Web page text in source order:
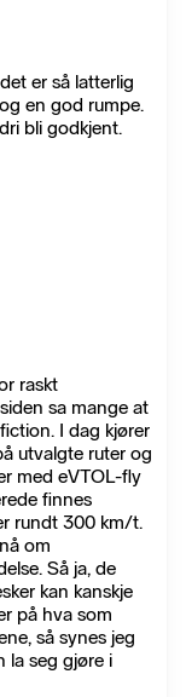
er så latterlig
en god rumpe.
bli godkjent.
raskt
sa mange at
I dag kjører
utvalgte ruter og
med eVTOL-fly
finnes
rundt 300 km/t.
om
Så ja, de
kan kanskje
på hva som
så synes jeg
la seg gjøre i